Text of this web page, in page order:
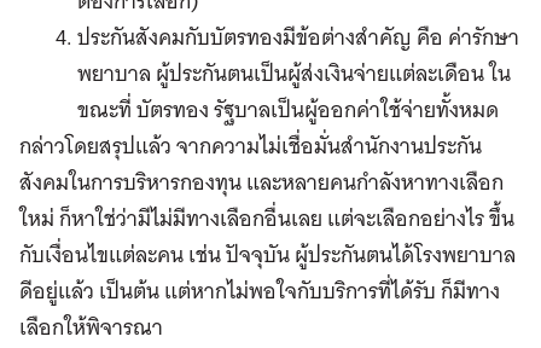
ประกันสังคมกับบัตรทองมีข้อต่างสำคัญ คือ ค่ารักษา
พยาบาล ผู้ประกันตนเป็นผู้ส่งเงินจ่ายแต่ละเดือน ใน
ขณะที่ บัตรทอง รัฐบาลเป็นผู้ออกค่าใช้จ่ายทั้งหมด
กล่าวโดยสรุปแล้ว จากความไม่เชื่อมั่นสำนักงานประกัน
สังคมในการบริหารกองทุน และหลายคนกำลังหาทางเลือก
ใหม่ ก็หาใช่ว่ามีไม่มีทางเลือกอื่นเลย แต่จะเลือกอย่างไร ขึ้น
กับเงื่อนไขแต่ละคน เช่น ปัจจุบัน ผู้ประกันตนได้โรงพยาบาล
ดีอยู่แล้ว เป็นต้น แต่หากไม่พอใจกับบริการที่ได้รับ ก็มีทาง
เลือกให้พิจารณา